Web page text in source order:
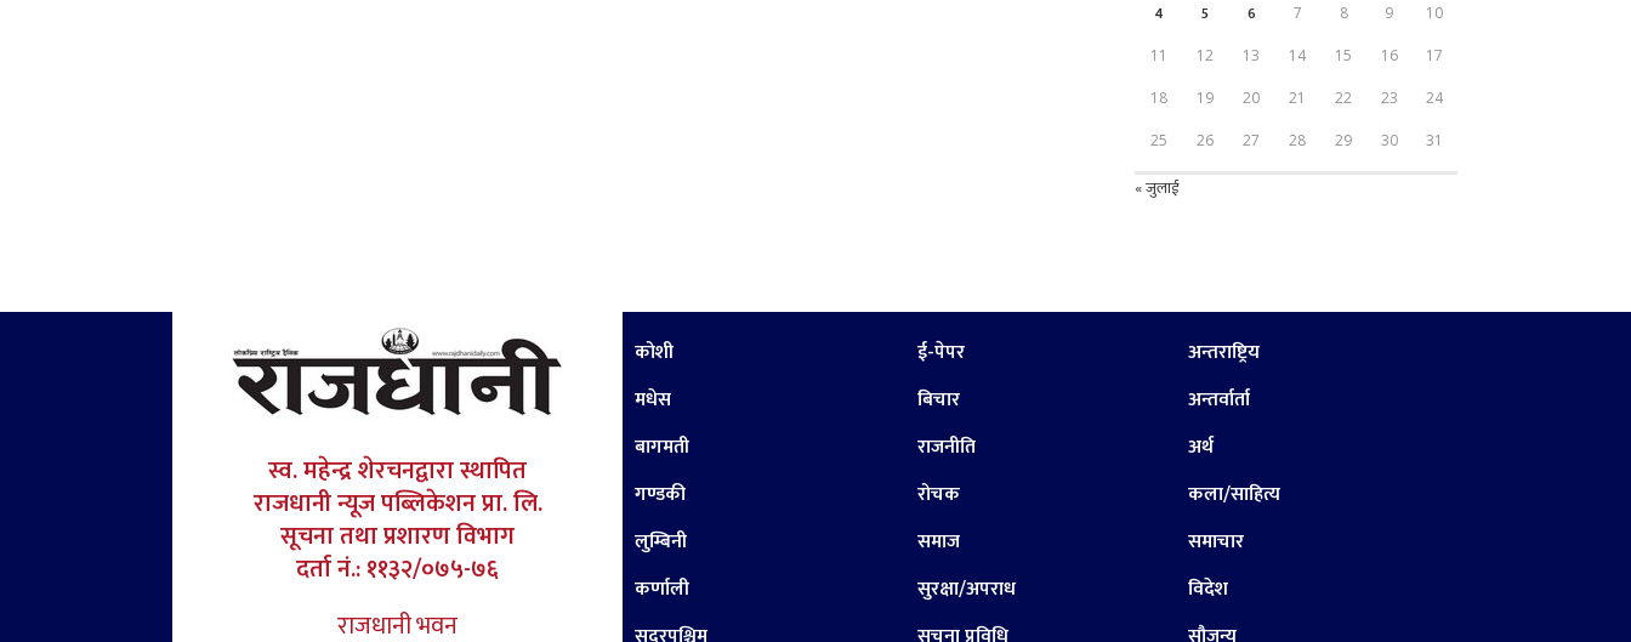
4
5 6 7 8 9 10
11 12 13 14 15 16 17
18 19 20 21 22 23 24
25 26 27 28 29 30 31
« जुलाई
स्व. महेन्द्र शेरचनद्वारा स्थापित
राजधानी न्यूज पब्लिकेशन प्रा. लि.
सूचना तथा प्रशारण विभाग
दर्ता नं.: ११३२/०७५-७६
राजधानी भवन
कोशी
मधेस
बागमती
गण्डकी
लुम्बिनी
कर्णाली
ई-पेपर
बिचार
राजनीति
रोचक
समाज
सुरक्षा/अपराध
अन्तराष्ट्रिय
अन्तर्वार्ता
अर्थ
कला/साहित्य
समाचार
विदेश